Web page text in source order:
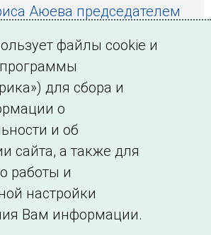
Аюева председателем
новости
Филиалы и
представительства
файлы cookie и
для сбора и
о
и об
сайта, а также для
работы и
настройки
Вам информации.